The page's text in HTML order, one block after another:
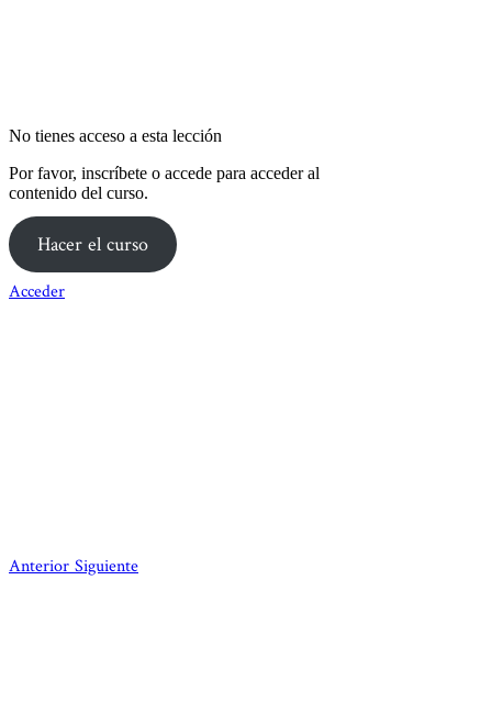
No tienes acceso a esta lección
Por favor, inscríbete o accede para acceder al
contenido del curso.
Hacer el curso
Acceder
Anterior Siguiente